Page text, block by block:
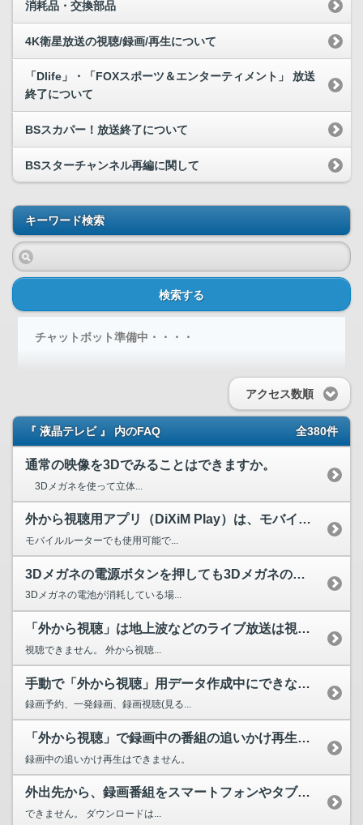
消耗品・交換部品
4K衛星放送の視聴/録画/再生について
「Dlife」・「FOXスポーツ＆エンターティメント」 放送
終了について
BSスカパー！放送終了について
BSスターチャンネル再編に関して
キーワード検索
検索する
チャットボット準備中・・・・
アクセス数順
『 液晶テレビ 』 内のFAQ 全380件
通常の映像を3Dでみることはできますか。
3Dメガネを使って立体...
外から視聴用アプリ（DiXiM Play）は、モバイルルー...
モバイルルーターでも使用可能で...
3Dメガネの電源ボタンを押しても3Dメガネのインジケーター...
3Dメガネの電池が消耗している場...
「外から視聴」は地上波などのライブ放送は視聴できますか。
視聴できません。 外から視聴...
手動で「外から視聴」用データ作成中にできないテレビ操作はあ...
録画予約、一発録画、録画視聴(見る...
「外から視聴」で録画中の番組の追いかけ再生はできますか。
録画中の追いかけ再生はできません。
外出先から、録画番組をスマートフォンやタブレット端末にダウ...
できません。 ダウンロードは...